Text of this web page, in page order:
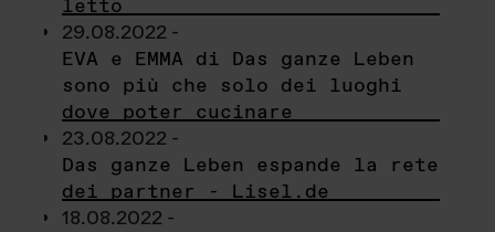
letto
29.08.2022 -
EVA e EMMA di Das ganze Leben
sono più che solo dei luoghi
dove poter cucinare
23.08.2022 -
Das ganze Leben espande la rete
dei partner - Lisel.de
18.08.2022 -